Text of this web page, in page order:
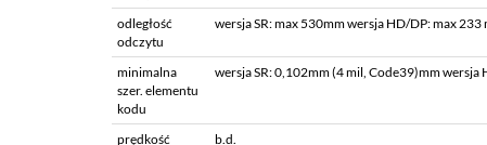
odległość
odczytu
wersja SR: max 530mm wersja HD/DP: max 233
minimalna
szer. elementu
kodu
wersja SR: 0,102mm (4 mil, Code39)mm
prędkość
b.d.